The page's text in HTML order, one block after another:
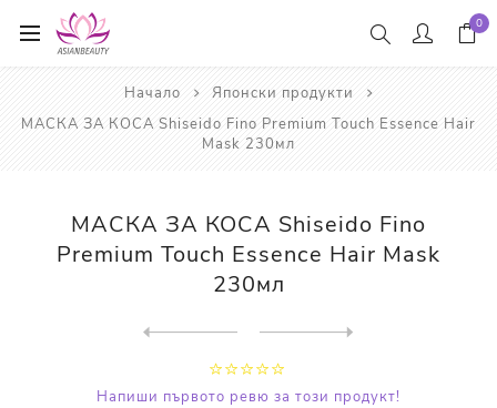
0
Начало
Японски продукти
МАСКА ЗА КОСА Shiseido Fino Premium Touch Essence Hair
Mask 230мл
МАСКА ЗА КОСА Shiseido Fino
Premium Touch Essence Hair Mask
230мл
Напиши първото ревю за този продукт!